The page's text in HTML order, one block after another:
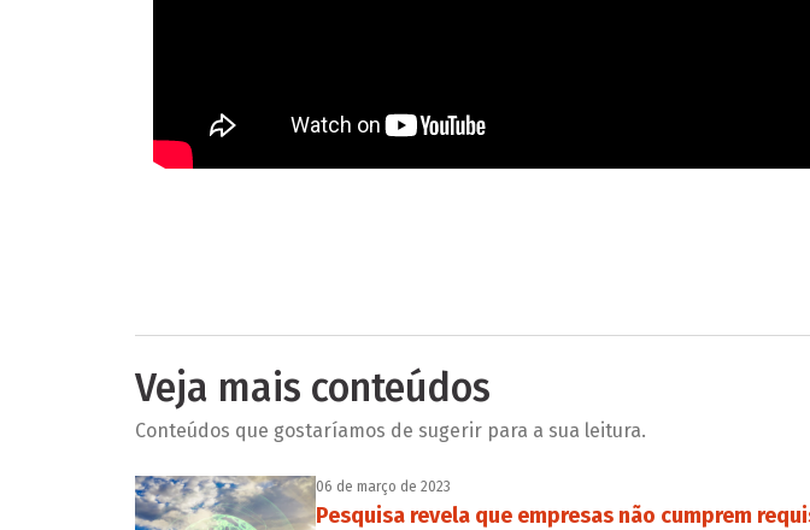
Veja mais conteúdos
Conteúdos que gostaríamos de sugerir para a sua leitura.
06 de março de 2023
Pesquisa revela que empresas não cumprem